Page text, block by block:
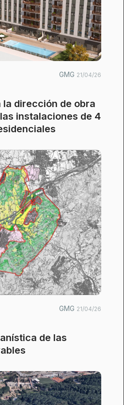
GMG 21/04/26
la dirección de obra
instalaciones de 4
GMG 21/04/26
de las